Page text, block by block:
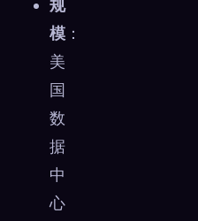
规
模 ：
美
国
数
据
中
心